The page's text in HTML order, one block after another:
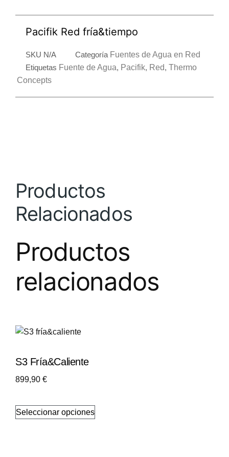
Pacifik Red fría&tiempo
SKU N/A Categoría Fuentes de Agua en Red
Etiquetas Fuente de Agua, Pacifik, Red, Thermo
Concepts
Productos
Relacionados
Productos
relacionados
S3 Fría&caliente
899,90 €
Seleccionar opciones